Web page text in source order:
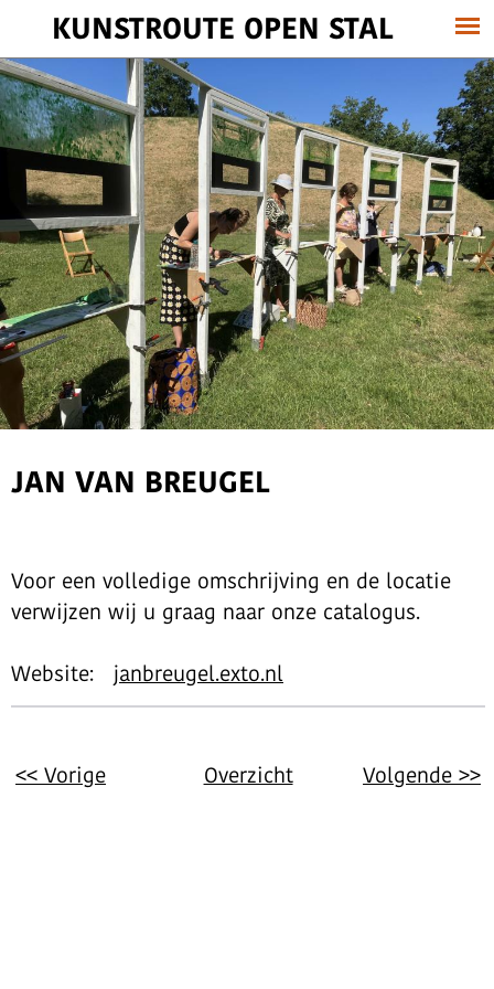
KUNSTROUTE OPEN STAL
JAN VAN BREUGEL
Voor een volledige omschrijving en de locatie
verwijzen wij u graag naar onze catalogus.
Website: janbreugel.exto.nl
<< Vorige Overzicht Volgende >>